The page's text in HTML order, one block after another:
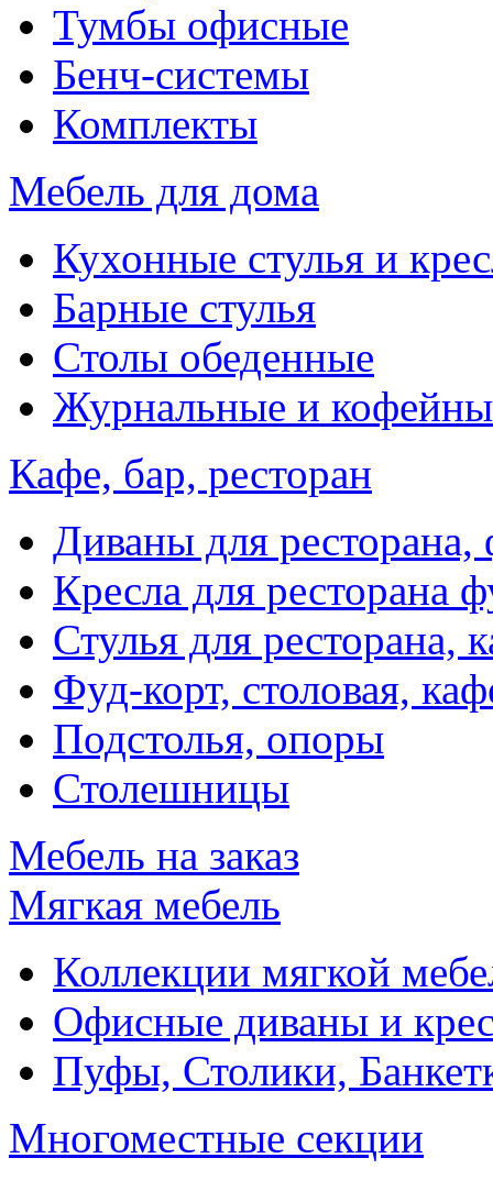
Тумбы офисные
Бенч-системы
Комплекты
Мебель для дома
Кухонные стулья и
Барные стулья
Столы обеденные
Журнальные и
Кафе, бар, ресторан
Диваны для ресторана,
Кресла для ресторана
Стулья для ресторана,
Фуд-корт, столовая,
Подстолья, опоры
Столешницы
Мебель на заказ
Мягкая мебель
Коллекции мягкой
Офисные диваны и
Пуфы, Столики,
Многоместные секции